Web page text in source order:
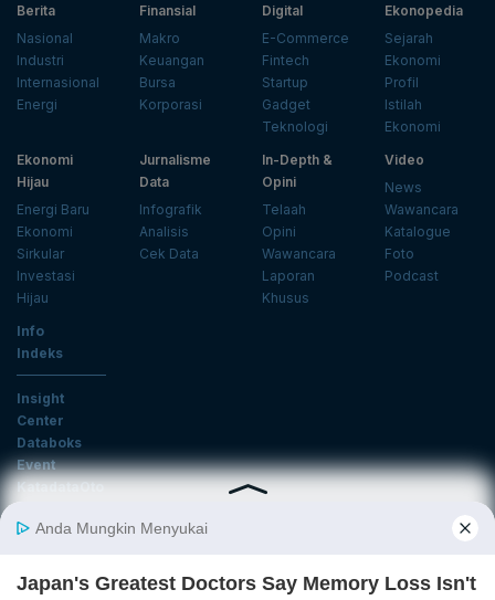
Berita
Nasional
Industri
Internasional
Energi
Finansial
Makro
Keuangan
Bursa
Korporasi
Digital
E-Commerce
Fintech
Startup
Gadget
Teknologi
Ekonopedia
Sejarah
Ekonomi
Profil
Istilah
Ekonomi
Ekonomi
Hijau
Energi Baru
Ekonomi
Sirkular
Investasi
Hijau
Jurnalisme
Data
Infografik
Analisis
Cek Data
In-Depth &
Opini
Telaah
Opini
Wawancara
Laporan
Khusus
Video
News
Wawancara
Katalogue
Foto
Podcast
Info
Indeks
Insight
Center
Databoks
Event
KatadataOto
Email
Daftar